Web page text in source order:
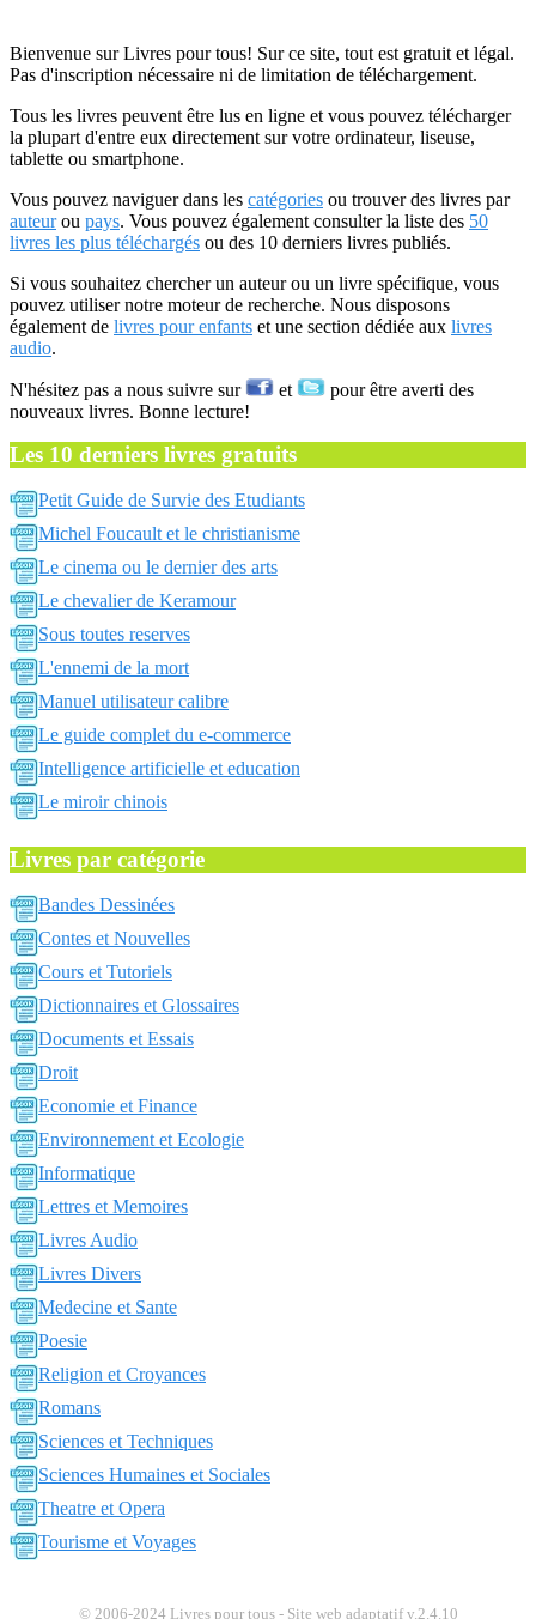
Bienvenue sur Livres pour tous! Sur ce site, tout est gratuit et légal.
Pas d'inscription nécessaire ni de limitation de téléchargement.
Tous les livres peuvent être lus en ligne et vous pouvez télécharger
la plupart d'entre eux directement sur votre ordinateur, liseuse,
tablette ou smartphone.
Vous pouvez naviguer dans les catégories ou trouver des livres par
auteurou pays. Vous pouvez également consulter la liste des 50
livres les plus téléchargés ou des 10 derniers livres publiés.
Si vous souhaitez chercher un auteur ou un livre spécifique, vous
pouvez utiliser notre moteur de recherche. Nous disposons
également de livres pour enfants et une section dédiée aux livres
audio.
N'hésitez pas a nous suivre sur et
pour être averti des
nouveaux livres. Bonne lecture!
Les 10 derniers livres gratuits
Petit Guide de Survie des Etudiants
Michel Foucault et le christianisme
Le cinema ou le dernier des arts
Le chevalier de Keramour
Sous toutes reserves
L'ennemi de la mort
Manuel utilisateur calibre
Le guide complet du e-commerce
Intelligence artificielle et education
Le miroir chinois
Livres par catégorie
Bandes Dessinées
Contes et Nouvelles
Cours et Tutoriels
Dictionnaires et Glossaires
Documents et Essais
Droit
Economie et Finance
Environnement et Ecologie
Informatique
Lettres et Memoires
Livres Audio
Livres Divers
Medecine et Sante
Poesie
Religion et Croyances
Romans
Sciences et Techniques
Sciences Humaines et Sociales
Theatre et Opera
Tourisme et Voyages
© 2006-2024 Livres pour tous - Site web adaptatif v.2.4.10